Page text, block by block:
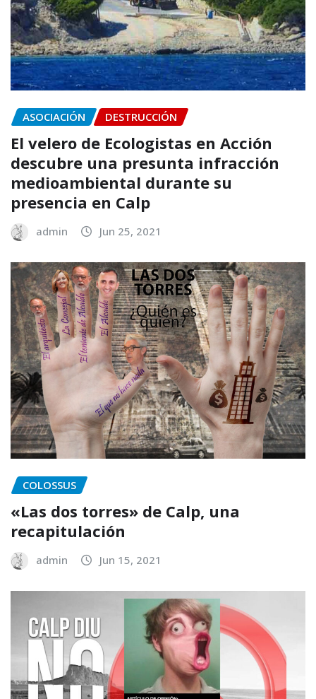
ASOCIACIÓN DESTRUCCIÓN
El velero de Ecologistas en Acción
descubre una presunta infracción
medioambiental durante su
presencia en Calp
admin Jun 25, 2021
COLOSSUS
«Las dos torres» de Calp, una
recapitulación
admin Jun 15, 2021